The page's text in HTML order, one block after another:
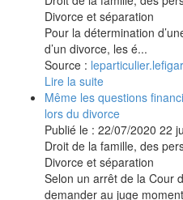
Divorce et séparation
Pour la détermination
d’un divorce, les é...
Source :
Lire la suite
Même les questions
lors du divorce
Publié le : 22/07/2020 22
Droit de la famille, des
Divorce et séparation
Selon un arrêt de la Cour
demander au juge